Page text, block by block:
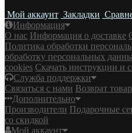
Мой аккаунт Закладки
Информация
О нас Информация о доставке
Политика обработки
обработку персональных
cookies Скачать инструкции и
Служба поддержки
Связаться с нами Возврат
Дополнительно
Производители Подарочные
со скидкой
Мой аккаунт